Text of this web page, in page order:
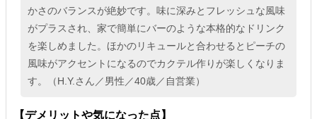
かさのバランスが絶妙です。味に深みとフレッシュな風味
がプラスされ、家で簡単にバーのような本格的なドリンク
を楽しめました。ほかのリキュールと合わせるとピーチの
風味がアクセントになるのでカクテル作りが楽しくなりま
す。（H.Y.さん／男性／40歳／自営業）
【デメリットや気になった点】